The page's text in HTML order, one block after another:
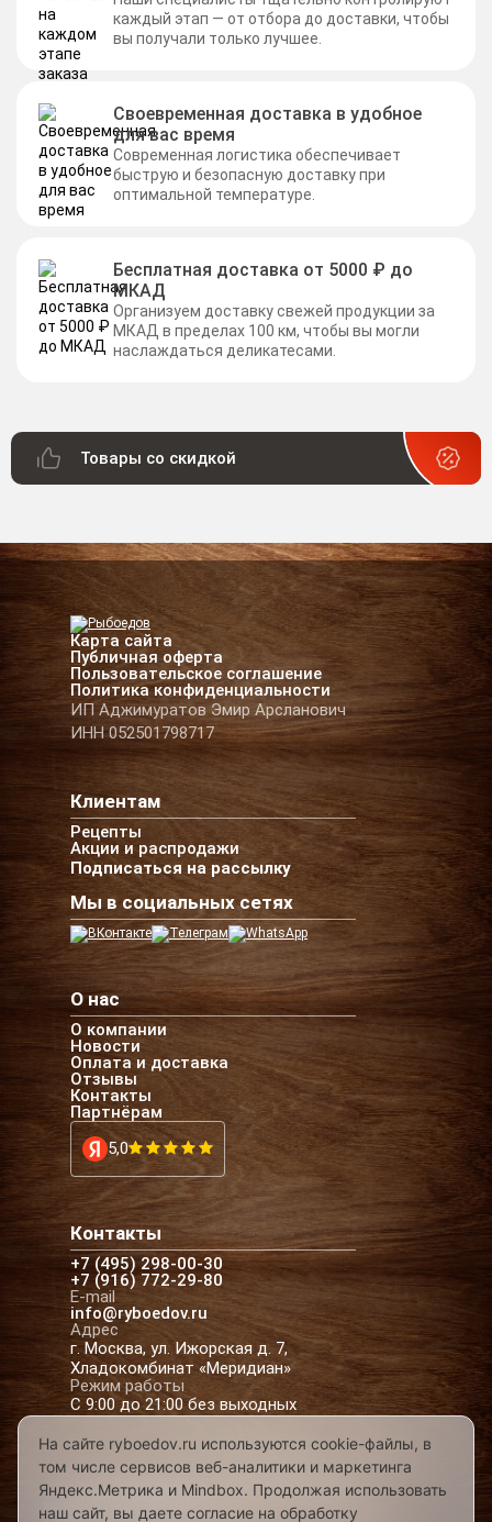
каждый этап — от отбора до доставки, чтобы
вы получали только лучшее.
Своевременная доставка в удобное
для вас время
Современная логистика обеспечивает
быструю и безопасную доставку при
оптимальной температуре.
Бесплатная доставка от 5000 ₽ до
МКАД
Организуем доставку свежей продукции за
МКАД в пределах 100 км, чтобы вы могли
наслаждаться деликатесами.
Товары со скидкой
Карта сайта
Публичная оферта
Пользовательское соглашение
Политика конфиденциальности
ИП Аджимуратов Эмир Арсланович
ИНН 052501798717
Клиентам
Рецепты
Акции и распродажи
Подписаться на рассылку
Мы в социальных сетях
О нас
О компании
Новости
Оплата и доставка
Отзывы
Контакты
Партнёрам
5,0
Контакты
+7 (495) 298-00-30
+7 (916) 772-29-80
E-mail
info@ryboedov.ru
Адрес
г. Москва, ул. Ижорская д. 7,
Хладокомбинат «Меридиан»
Режим работы
С 9:00 до 21:00 без выходных
© 2026,Рыбоедовъ— доставка рыбы и
морепродуктов в Москве
На сайте ryboedov.ru используются cookie-файлы, в
том числе сервисов веб-аналитики и маркетинга
Яндекс.Метрика и Mindbox. Продолжая использовать
наш сайт, вы даете согласие на обработку